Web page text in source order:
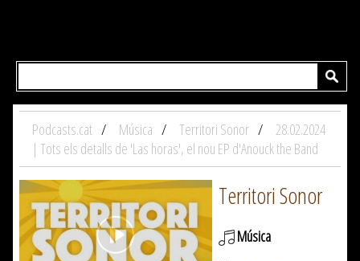
Podcasts.cat Música Territori Sonor
28.02.2024
| Tots els detalls de 'Las horas', el nou EP d'Anouck the Band
Territori Sonor
Música